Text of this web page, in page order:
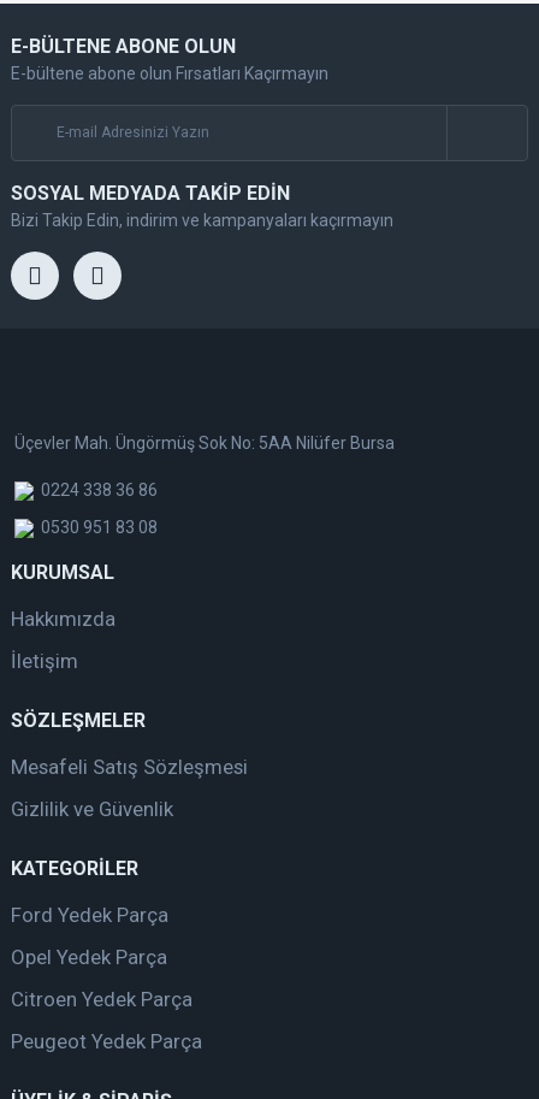
E-BÜLTENE ABONE OLUN
E-bültene abone olun Fırsatları Kaçırmayın
SOSYAL MEDYADA TAKİP EDİN
Bizi Takip Edin, indirim ve kampanyaları kaçırmayın
Üçevler Mah. Üngörmüş Sok No: 5AA Nilüfer Bursa
0224 338 36 86
0530 951 83 08
KURUMSAL
Hakkımızda
İletişim
SÖZLEŞMELER
Mesafeli Satış Sözleşmesi
Gizlilik ve Güvenlik
KATEGORİLER
Ford Yedek Parça
Opel Yedek Parça
Citroen Yedek Parça
Peugeot Yedek Parça